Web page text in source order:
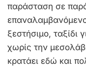
παράσταση σε
ξεστήσιμο, ταξίδι
χωρίς την
κρατάει εδώ και